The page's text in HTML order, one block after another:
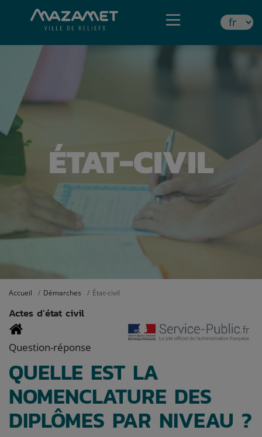
ÉTAT-CIVIL
Accueil Démarches État-civil
Actes d’état civil
Question-réponse
QUELLE EST LA
NOMENCLATURE DES
DIPLÔMES PAR NIVEAU ?